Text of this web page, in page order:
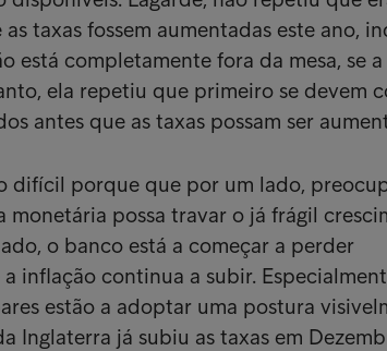
taxas fossem aumentadas este ano,
está completamente fora da mesa, se
ela repetiu que primeiro se devem
antes que as taxas possam ser
difícil porque que por um lado,
possa travar o já frágil
o banco está a começar a perder
inflação continua a subir.
estão a adoptar uma postura
Inglaterra já subiu as taxas em